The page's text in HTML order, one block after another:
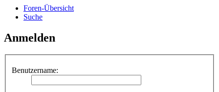
Foren-Übersicht
Suche
Anmelden
Benutzername: